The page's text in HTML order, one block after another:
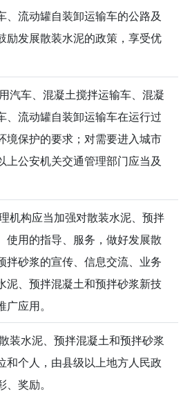
、流动罐自装卸运输车的公路及
励发展散装水泥的政策，享受优
汽车、混凝土搅拌运输车、混凝
、流动罐自装卸运输车在运行过
境保护的要求；对需要进入城市
上公安机关交通管理部门应当及
机构应当加强对散装水泥、预拌
使用的指导、服务，做好发展散
拌砂浆的宣传、信息交流、业务
泥、预拌混凝土和预拌砂浆新技
应用。
装水泥、预拌混凝土和预拌砂浆
和个人，由县级以上地方人民政
奖励。